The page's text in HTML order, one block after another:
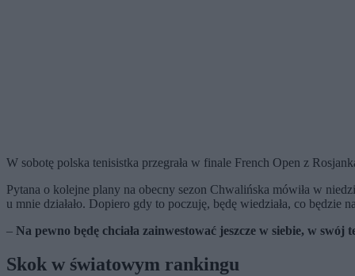
W sobotę polska tenisistka przegrała w finale French Open z
Pytana o kolejne plany na obecny sezon Chwalińska mówiła w
u mnie działało. Dopiero gdy to poczuję, będę wiedziała, co będzie
– Na pewno będę chciała zainwestować jeszcze w siebie, w swój
Skok w światowym rankingu